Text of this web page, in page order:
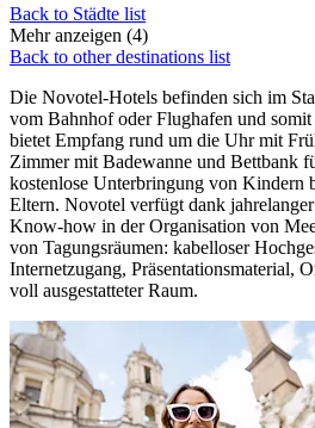
Back to Städte list
Mehr anzeigen (4)
Back to other destinations list
Die Novotel-Hotels befinden sich im
vom Bahnhof oder Flughafen und
bietet Empfang rund um die Uhr mit
Zimmer mit Badewanne und Bettbank
kostenlose Unterbringung von Kindern
Eltern. Novotel verfügt dank
Know-how in der Organisation von
von Tagungsräumen: kabelloser
Internetzugang, Präsentationsmaterial,
voll ausgestatteter Raum.